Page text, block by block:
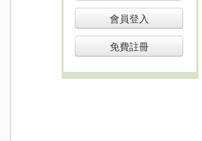
會員登入
免費註冊